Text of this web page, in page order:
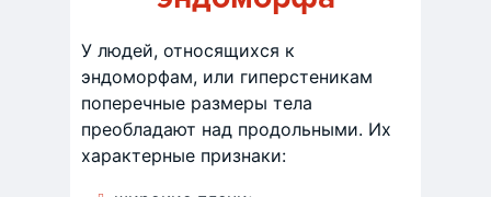
У людей, относящихся к
эндоморфам, или гиперстеникам
поперечные размеры тела
преобладают над продольными. Их
характерные признаки: